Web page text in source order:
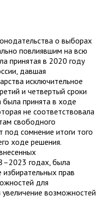
о выборах
повлиявшим на всю
принятая в 2020 году
давшая
исключительное
и четвертый сроки
принята в ходе
не соответствовала
свободного
под сомнение итоги того
ходе решения.
годах, была
избирательных прав
для
возможностей